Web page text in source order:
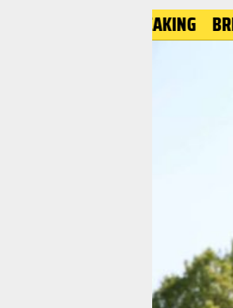
BREAKING